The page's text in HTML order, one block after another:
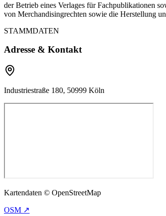
der Betrieb eines Verlages für Fachpublikationen
von Merchandisingrechten sowie die Herstellung
STAMMDATEN
Adresse & Kontakt
Industriestraße 180, 50999 Köln
Kartendaten © OpenStreetMap
OSM ↗